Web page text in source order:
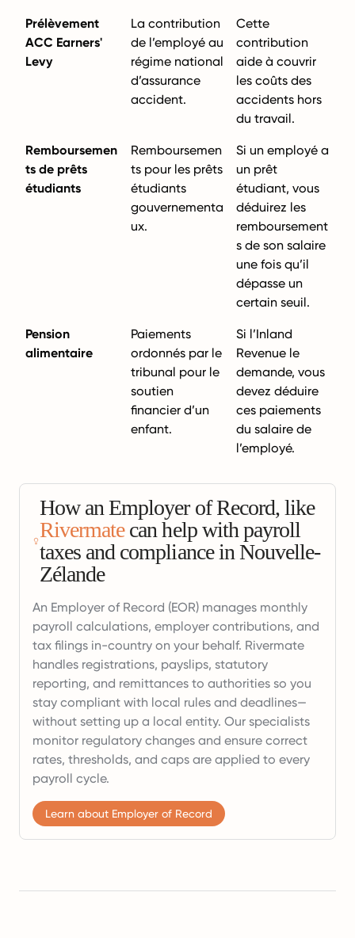
Prélèvement
ACC Earners'
Levy
La contribution
de l’employé au
régime national
d’assurance
accident.
Cette
contribution
aide à couvrir
les coûts des
accidents hors
du travail.
Remboursemen
ts de prêts
étudiants
Remboursemen
ts pour les prêts
étudiants
gouvernementa
ux.
Si un employé a
un prêt
étudiant, vous
déduirez les
remboursement
s de son salaire
une fois qu’il
dépasse un
certain seuil.
Pension
alimentaire
Paiements
ordonnés par le
tribunal pour le
soutien
financier d’un
enfant.
Si l’Inland
Revenue le
demande, vous
devez déduire
ces paiements
du salaire de
l’employé.
How an Employer of Record, like
Rivermatecan help with payroll
taxes and compliance in Nouvelle-
Zélande
An Employer of Record (EOR) manages monthly
payroll calculations, employer contributions, and
tax filings in-country on your behalf. Rivermate
handles registrations, payslips, statutory
reporting, and remittances to authorities so you
stay compliant with local rules and deadlines—
without setting up a local entity. Our specialists
monitor regulatory changes and ensure correct
rates, thresholds, and caps are applied to every
payroll cycle.
Learn about Employer of Record